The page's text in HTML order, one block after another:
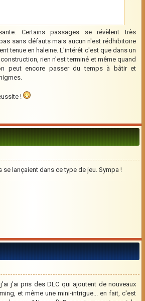
Certains passages se révèlent très
sans défauts mais aucun n'est rédhibitoire
tenue en haleine. L'intérêt c'est que dans un
rien n'est terminé et même quand
peut encore passer du temps à bâtir et
!
se lançaient dans ce type de jeu. Sympa !
j'ai pris des DLC qui ajoutent de nouveaux
et même une mini-intrigue... en fait, c'est